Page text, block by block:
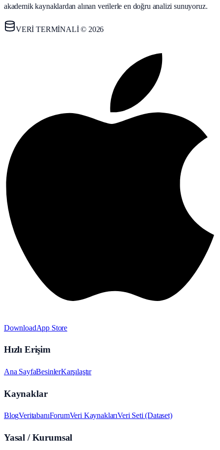
akademik kaynaklardan alınan verilerle en doğru analizi sunuyoruz.
VERİ TERMİNALİ © 2026
DownloadApp Store
Hızlı Erişim
Ana SayfaBesinlerKarşılaştır
Kaynaklar
BlogVeritabanıForumVeri KaynaklarıVeri Seti (Dataset)
Yasal / Kurumsal